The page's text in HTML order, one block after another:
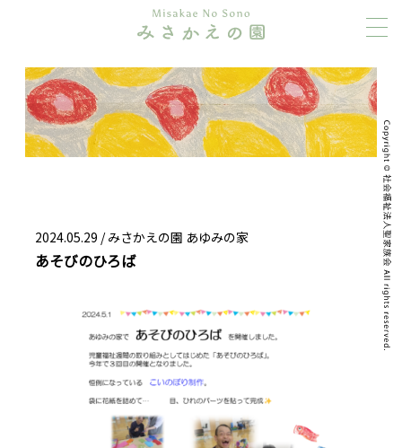
2024.05.29 /みさかえの園 あゆみの家
あそびのひろば